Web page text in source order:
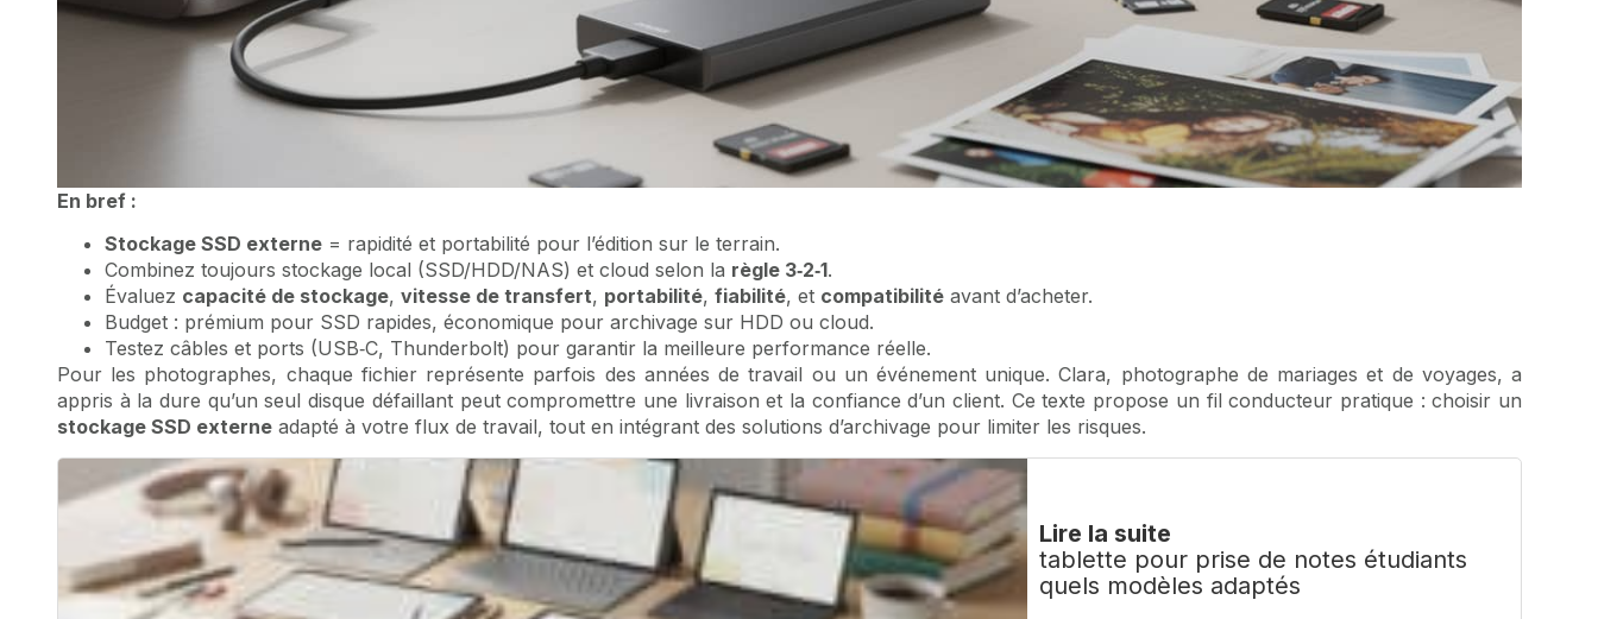
En bref :
Stockage SSD externe = rapidité et portabilité pour l’édition sur le terrain.
Combinez toujours stockage local (SSD/HDD/NAS) et cloud selon la règle 3‑2‑1.
Évaluez capacité de stockage, vitesse de transfert, portabilité, fiabilité, et compatibilité avant d’acheter.
Budget : prémium pour SSD rapides, économique pour archivage sur HDD ou cloud.
Testez câbles et ports (USB‑C, Thunderbolt) pour garantir la meilleure performance réelle.
Pour les photographes, chaque fichier représente parfois des années de travail ou un événement unique. Clara, photographe de mariages et de voyages, a
appris à la dure qu’un seul disque défaillant peut compromettre une livraison et la confiance d’un client. Ce texte propose un fil conducteur pratique : choisir un
stockage SSD externe adapté à votre flux de travail, tout en intégrant des solutions d’archivage pour limiter les risques.
Lire la suite
tablette pour prise de notes étudiants
quels modèles adaptés